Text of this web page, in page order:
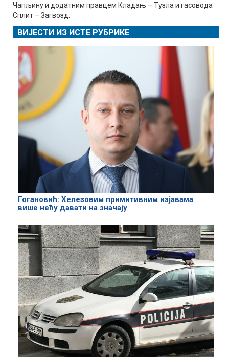
Чапљину и додатним правцем Кладањ – Тузла и гасовода
Сплит – Загвозд.
ВИЈЕСТИ ИЗ ИСТЕ РУБРИКЕ
Гогановић: Хелезовим примитивним изјавама
више нећу давати на значају